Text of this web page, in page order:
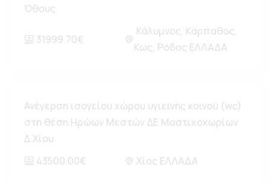
Όθους
31999.70€
Κάλυμνος, Κάρπαθος,
Κως, Ρόδος ΕΛΛΑΔΑ
Ανέγερση ισογείου χώρου υγιεινής κοινού (wc)
στη θέση Ηρώων Μεστών ΔΕ Μαστιχοχωρίων
Δ.Χίου
43500.00€
Χίος ΕΛΛΑΔΑ